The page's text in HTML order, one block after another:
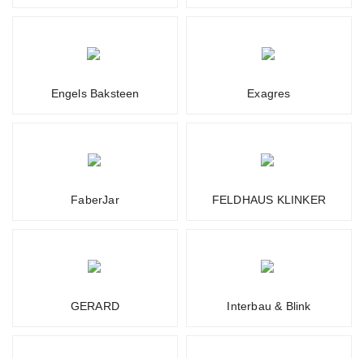
Engels Baksteen Exagres
FaberJar FELDHAUS KLINKER
GERARD Interbau & Blink